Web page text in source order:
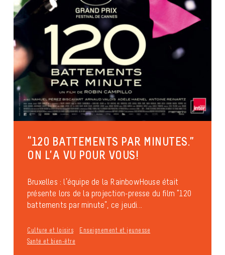
“120 BATTEMENTS PAR MINUTES.”
ON L’A VU POUR VOUS!
Bruxelles : l’équipe de la RainbowHouse était
présente lors de la projection-presse du film “120
battements par minute”, ce jeudi...
Culture et loisirs
Enseignement et jeunesse
Santé et bien-être